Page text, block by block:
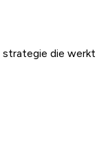
strategie die werkt